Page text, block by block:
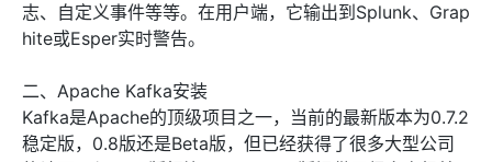
志、自定义事件等等。在用户端，它输出到Splunk、Grap
hite或Esper实时警告。
二、Apache Kafka安装
Kafka是Apache的顶级项目之一，当前的最新版本为0.7.2
稳定版，0.8版还是Beta版，但已经获得了很多大型公司